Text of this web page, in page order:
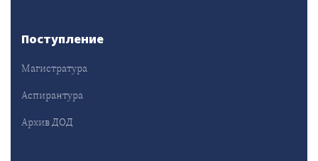
Поступление
Магистратура
Аспирантура
Архив ДОД